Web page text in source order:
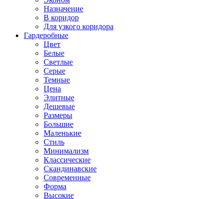
Назначение
В коридор
Для узкого коридора
Гардеробные
Цвет
Белые
Светлые
Серые
Темные
Цена
Элитные
Дешевые
Размеры
Большие
Маленькие
Стиль
Минимализм
Классические
Скандинавские
Современные
Форма
Высокие